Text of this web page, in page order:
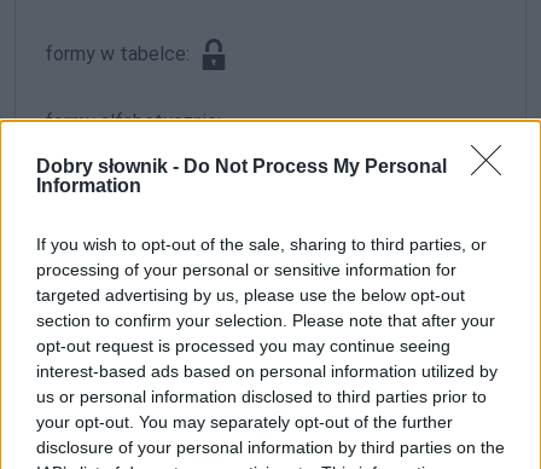
Dobry słownik - Do Not Process My Personal
Information
If you wish to opt-out of the sale, sharing to third parties, or
processing of your personal or sensitive information for
targeted advertising by us, please use the below opt-out
section to confirm your selection. Please note that after your
opt-out request is processed you may continue seeing
interest-based ads based on personal information utilized by
us or personal information disclosed to third parties prior to
your opt-out. You may separately opt-out of the further
disclosure of your personal information by third parties on the
formy w tabelce:
formy alfabetycznie:
Lepczyńska; Lepczyńską; Lepczyńskich;
Lepczyńskie; Lepczyńskiej; Lepczyńskim;
ZGŁOŚ POPRAWKĘ